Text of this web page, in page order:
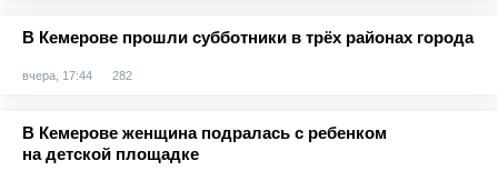
В Кемерове прошли субботники в трёх районах города
вчера, 17:44 282
В Кемерове женщина подралась с ребенком
на детской площадке